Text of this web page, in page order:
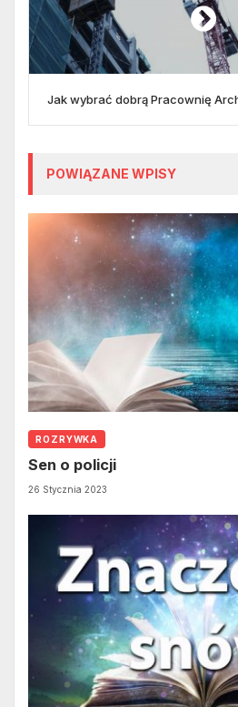
Jak wybrać dobrą Pracownię
POWIĄZANE WPISY
ROZRYWKA
Sen o policji
26 Stycznia 2023